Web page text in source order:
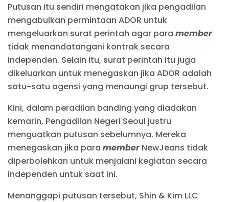
Putusan itu sendiri mengatakan jika pengadilan
mengabulkan permintaan ADOR untuk
mengeluarkan surat perintah agar para member
tidak menandatangani kontrak secara
independen. Selain itu, surat perintah itu juga
dikeluarkan untuk menegaskan jika ADOR adalah
satu-satu agensi yang menaungi grup tersebut.
Kini, dalam peradilan banding yang diadakan
kemarin, Pengadilan Negeri Seoul justru
menguatkan putusan sebelumnya. Mereka
menegaskan jika para memberNewJeans tidak
diperbolehkan untuk menjalani kegiatan secara
independen untuk saat ini.
Menanggapi putusan tersebut, Shin & Kim LLC